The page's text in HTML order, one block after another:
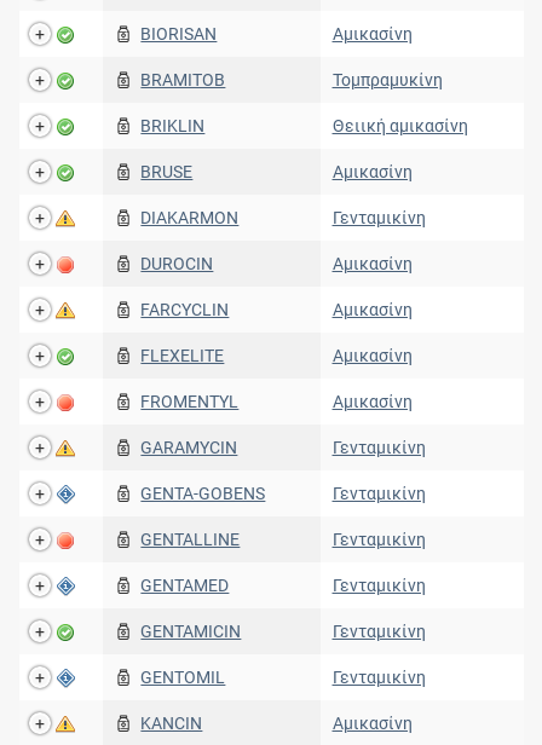
BIORISAN Αμικασίνη
BRAMITOB Τομπραμυκίνη
BRIKLIN Θειική αμικασίνη
BRUSE Αμικασίνη
DIAKARMON Γενταμικίνη
DUROCIN Αμικασίνη
FARCYCLIN Αμικασίνη
FLEXELITE Αμικασίνη
FROMENTYL Αμικασίνη
GARAMYCIN Γενταμικίνη
GENTA-GOBENS Γενταμικίνη
GENTALLINE Γενταμικίνη
GENTAMED Γενταμικίνη
GENTAMICIN Γενταμικίνη
GENTOMIL Γενταμικίνη
KANCIN Αμικασίνη